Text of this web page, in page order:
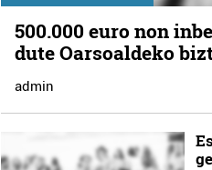
500.000 euro non
dute Oarsoaldeko
admin